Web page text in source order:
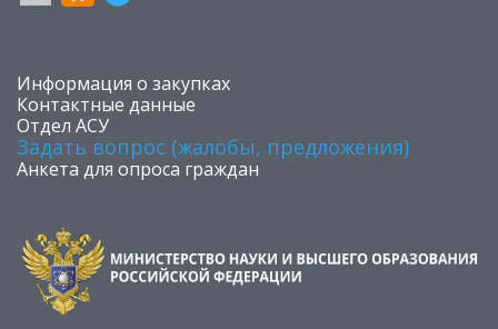
​Информация о закупках
Контактные данные
Отдел АСУ
Задать вопрос (жалобы, предложения)
Анкета для опроса граждан